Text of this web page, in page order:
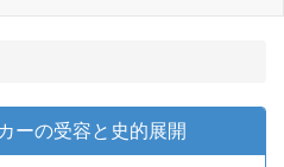
ーの受容と史的展開